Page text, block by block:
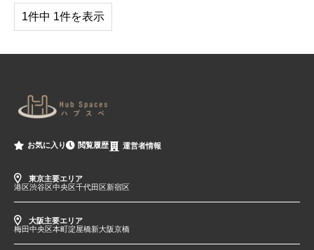
1件中 1件を表示
お気に入り 閲覧履歴 運営者情報
東京主要エリア
港区渋谷区中央区千代田区新宿区
大阪主要エリア
梅田中央区本町淀屋橋新大阪京橋